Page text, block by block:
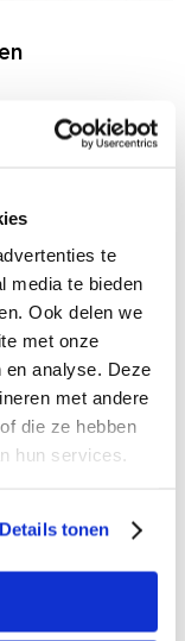
te
media te bieden
Ook delen we
met onze
analyse. Deze
met andere
die ze hebben
hun services.
Details tonen
als je veel
2021-
graag